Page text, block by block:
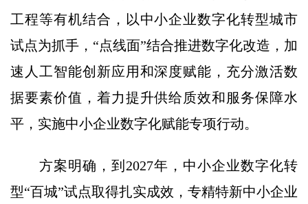
工程等有机结合，以中小企业数字化转型城市
试点为抓手，“点线面”结合推进数字化改造，加
速人工智能创新应用和深度赋能，充分激活数
据要素价值，着力提升供给质效和服务保障水
平，实施中小企业数字化赋能专项行动。
方案明确，到2027年，中小企业数字化转
型“百城”试点取得扎实成效，专精特新中小企业